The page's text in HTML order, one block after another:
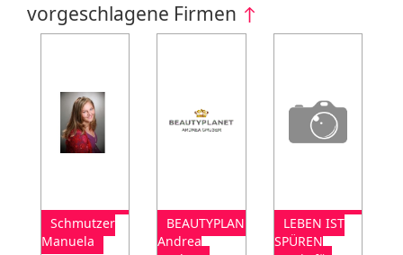
vorgeschlagene Firmen ↑
Schmutzer
Manuela
BEAUTYPLANET
Andrea
LEBEN IST
SPÜREN